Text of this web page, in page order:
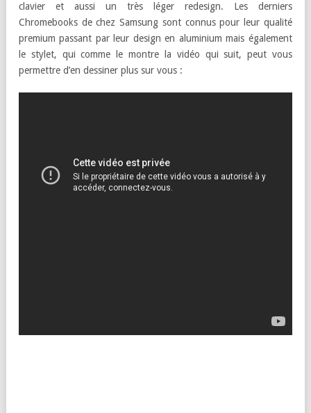
clavier et aussi un très léger redesign. Les derniers
Chromebooks de chez Samsung sont connus pour leur qualité
premium passant par leur design en aluminium mais également
le stylet, qui comme le montre la vidéo qui suit, peut vous
permettre d’en dessiner plus sur vous :